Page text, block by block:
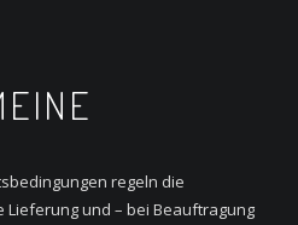
regeln die
und – bei Beauftragung